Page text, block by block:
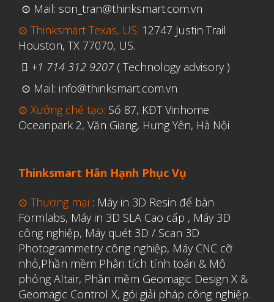
⊙ Mail: son_tran@thinksmart.com.vn
⊙ Thinksmart Texas, US: 12747 Justin Trail
Houston, TX 77070, US.
+1 714 312 9207 ( Technology advisory )
⊙ Mail: info@thinksmart.com.vn
⊙ Xưởng chế tạo: Số 87, KĐT Vinhome
Oceanpark 2, Văn Giang, Hưng Yên, Hà Nội
Thinksmart Hân Hạnh Phục Vụ
⊙ Thương mại : Máy in 3D Resin để bàn
Formlabs, Máy in 3D SLA Cao cấp , Máy 3D
công nghiệp, Máy quét 3D / Scan 3D
Photogrammetry công nghiệp, Máy CNC cỡ
nhỏ,Phần mềm Phân tích tính toán & Mô
phỏng Altair, Phần mềm Geomagic Design X &
Geomagic Control X, gói giải pháp công nghiệp.